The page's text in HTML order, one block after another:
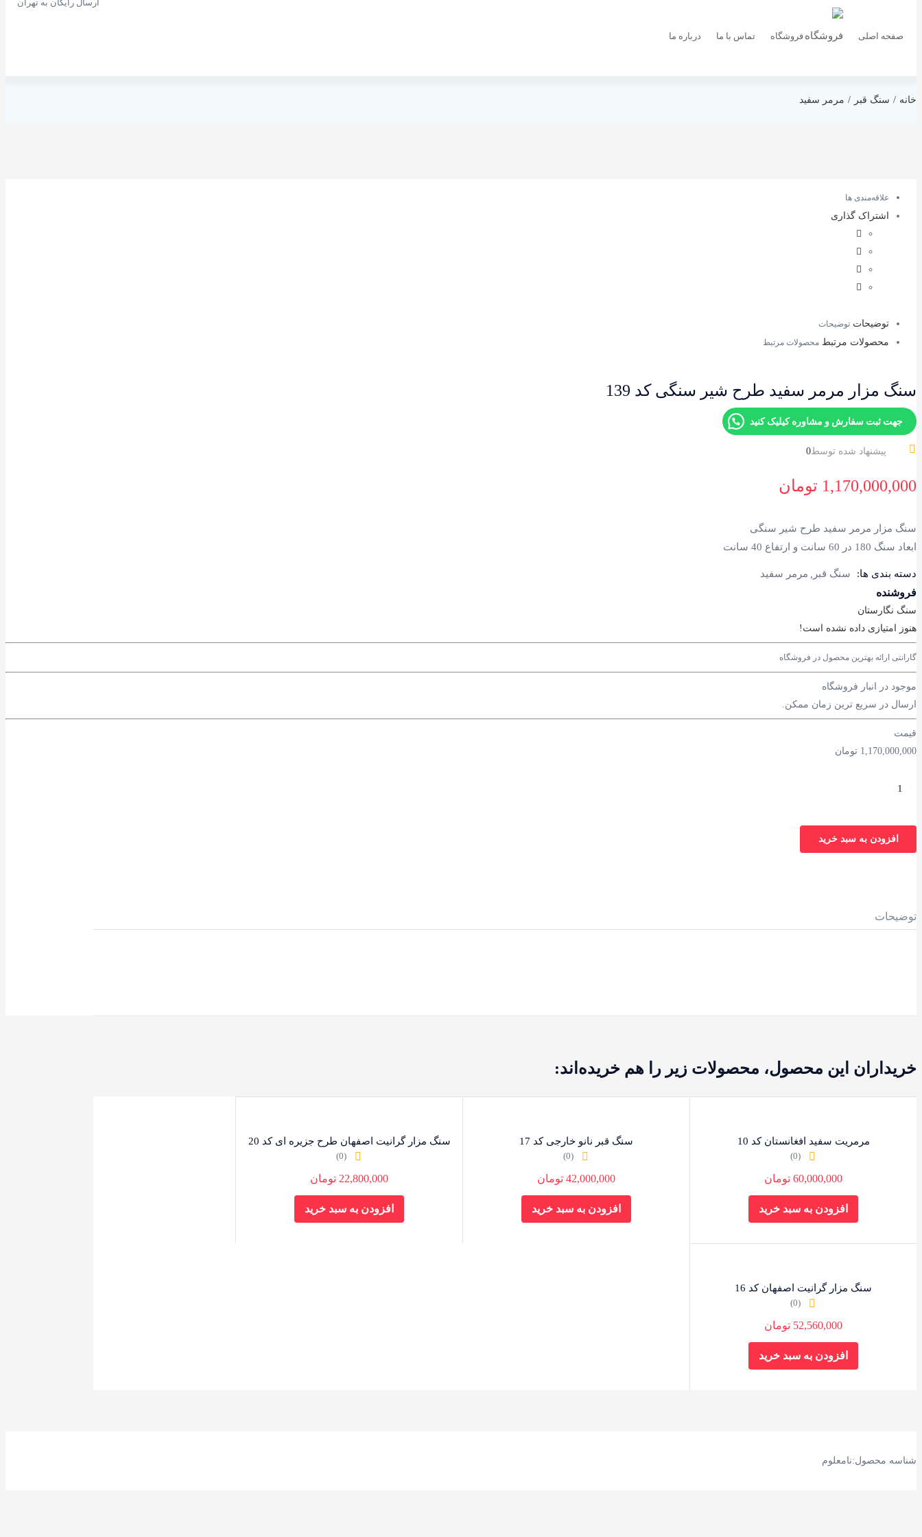
صفحه اصلی فروشگاه تماس با ما درباره ما
ارسال رایگان به تهران
خانه سنگ قبر مرمر سفید
علاقه‌مندی ها
اشتراک گذاری
توضیحات توضیحات
محصولات مرتبط محصولات مرتبط
سنگ مزار مرمر سفید طرح شیر سنگی کد 139
جهت ثبت سفارش و مشاوره کیلیک کنید
پیشنهاد شده توسط0
1,170,000,000 تومان
سنگ مزار مرمر سفید طرح شیر سنگی
ابعاد سنگ 180 در 60 سانت و ارتفاع 40 سانت
دسته بندی ها: سنگ قبر مرمر سفید
فروشنده
سنگ نگارستان
هنوز امتیازی داده نشده است!
گارانتی ارائه بهترین محصول در فروشگاه
موجود در انبار فروشگاه
ارسال در سریع ترین زمان ممکن.
قیمت
1,170,000,000 تومان
افزودن به سبد خرید
توضیحات
خریداران این محصول، محصولات زیر را هم خریده‌اند:
مرمریت سفید افغانستان کد 10
(0)
60,000,000 تومان
افزودن به سبد خرید
سنگ قبر نانو خارجی کد 17
(0)
42,000,000 تومان
افزودن به سبد خرید
سنگ مزار گرانیت اصفهان طرح جزیره ای کد 20
(0)
22,800,000 تومان
افزودن به سبد خرید
سنگ مزار گرانیت اصفهان کد 16
(0)
52,560,000 تومان
افزودن به سبد خرید
شناسه محصول:نامعلوم